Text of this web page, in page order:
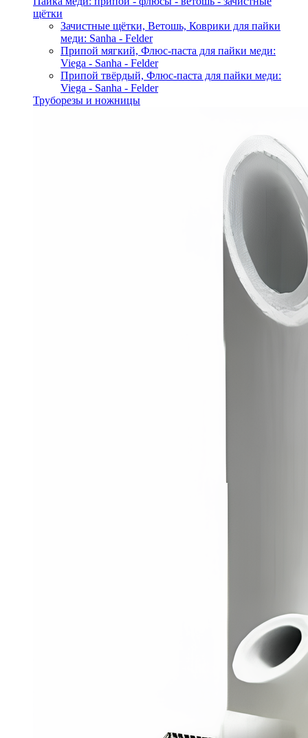
щётки
Зачистные щётки, Ветошь, Коврики для пайки
меди: Sanha - Felder
Припой мягкий, Флюс-паста для пайки меди:
Viega - Sanha - Felder
Припой твёрдый, Флюс-паста для пайки меди:
Viega - Sanha - Felder
Труборезы и ножницы